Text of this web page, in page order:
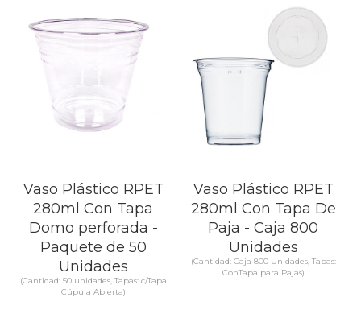
Vaso Plástico RPET
280ml Con Tapa
Domo perforada -
Paquete de 50
Unidades
(Cantidad: 50 unidades, Tapas: c/Tapa
Cúpula Abierta)
Vaso Plástico RPET
280ml Con Tapa De
Paja - Caja 800
Unidades
(Cantidad: Caja 800 Unidades, Tapas:
ConTapa para Pajas)